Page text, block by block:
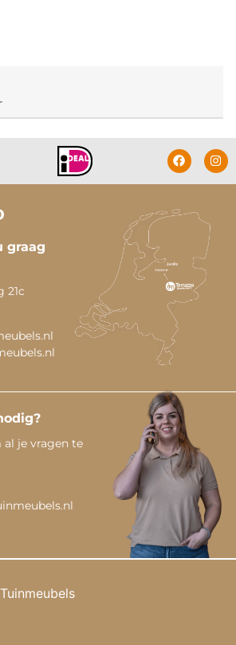
graag
21c
je vragen te